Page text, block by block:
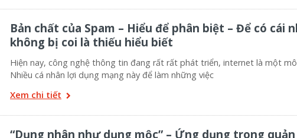
Bản chất của Spam – Hiểu để phân biệt – Để có cái
không bị coi là thiếu hiểu biết
Hiện nay, công nghệ thông tin đang rất rất phát triển, internet là một
Nhiều cá nhân lợi dụng mạng này để làm những việc
Xem chi tiết
“Dụng nhân như dụng mộc” – Ứng dụng trong